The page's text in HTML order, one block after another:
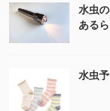
水虫
ある
水虫